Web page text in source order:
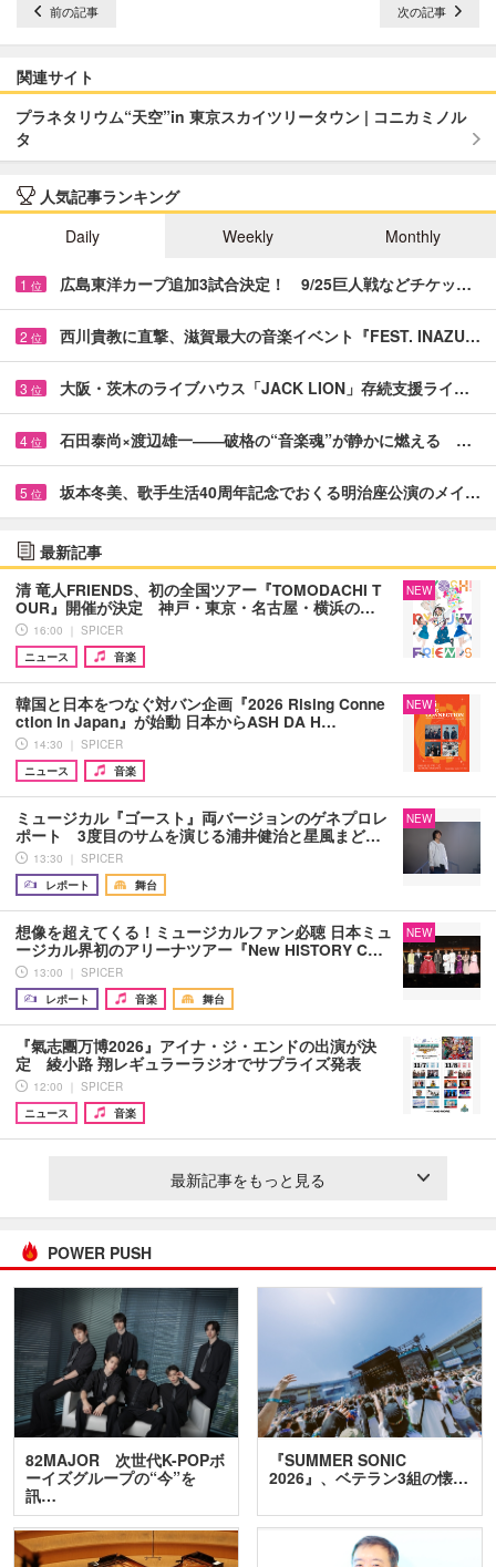
前の記事 次の記事
関連サイト
プラネタリウム“天空”in 東京スカイツリータウン | コニカミノル
タ
人気記事ランキング
Daily
Weekly Monthly
1 位 広島東洋カープ追加3試合決定！ 9/25巨人戦などチケッ…
2 位 西川貴教に直撃、滋賀最大の音楽イベント『FEST. INAZU…
3 位 大阪・茨木のライブハウス「JACK LION」存続支援ライ…
4 位 石田泰尚×渡辺雄一――破格の“音楽魂”が静かに燃える …
5 位 坂本冬美、歌手生活40周年記念でおくる明治座公演のメイ…
最新記事
清 竜人FRIENDS、初の全国ツアー『TOMODACHI T
OUR』開催が決定 神戸・東京・名古屋・横浜の…
16:00 ｜ SPICER
ニュース
音楽
NEW
韓国と日本をつなぐ対バン企画『2026 Rising Conne
ction in Japan』が始動 日本からASH DA H…
14:30 ｜ SPICER
ニュース
音楽
NEW
ミュージカル『ゴースト』両バージョンのゲネプロレ
ポート 3度目のサムを演じる浦井健治と星風まど…
13:30 ｜ SPICER
レポート
舞台
NEW
想像を超えてくる！ミュージカルファン必聴 日本ミュ
ージカル界初のアリーナツアー『New HISTORY C…
13:00 ｜ SPICER
レポート
音楽 舞台
NEW
『氣志團万博2026』アイナ・ジ・エンドの出演が決
定 綾小路 翔レギュラーラジオでサプライズ発表
12:00 ｜ SPICER
ニュース
音楽
最新記事をもっと見る
POWER PUSH
82MAJOR 次世代K-POPボ
ーイズグループの“今”を
訊…
『SUMMER SONIC
2026』、ベテラン3組の懐…